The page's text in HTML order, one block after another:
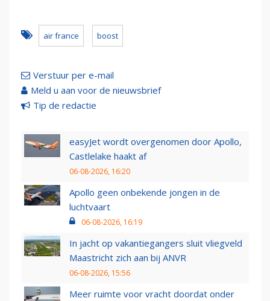
air france boost
Verstuur per e-mail
Meld u aan voor de nieuwsbrief
Tip de redactie
easyJet wordt overgenomen door Apollo,
Castlelake haakt af
06-08-2026, 16:20
Apollo geen onbekende jongen in de
luchtvaart
06-08-2026, 16:19
In jacht op vakantiegangers sluit vliegveld
Maastricht zich aan bij ANVR
06-08-2026, 15:56
Meer ruimte voor vracht doordat onder